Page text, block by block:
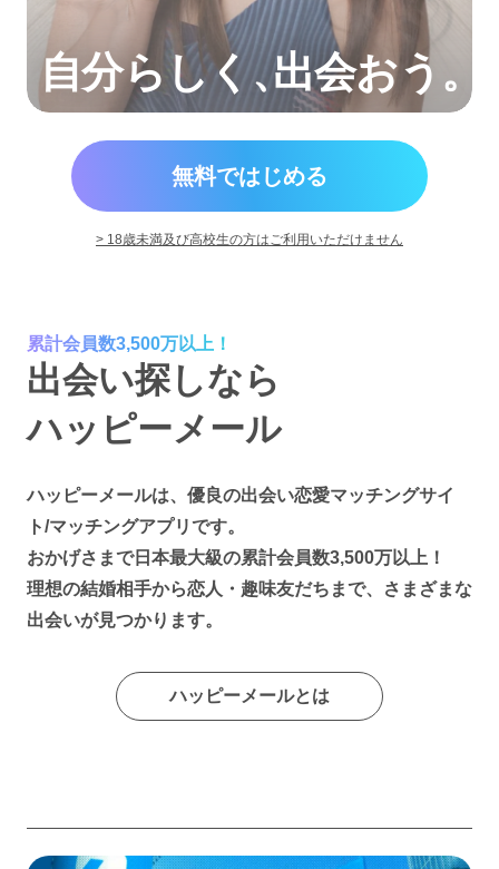
自分らしく、出会おう。
無料ではじめる
> 18歳未満及び高校生の方はご利用いただけません
累計会員数3,500万以上！
出会い探しなら
ハッピーメール
ハッピーメールは、優良の出会い恋愛マッチングサイ
ト/マッチングアプリです。
おかげさまで日本最大級の累計会員数3,500万以上！
理想の結婚相手から恋人・趣味友だちまで、さまざまな
出会いが見つかります。
ハッピーメールとは